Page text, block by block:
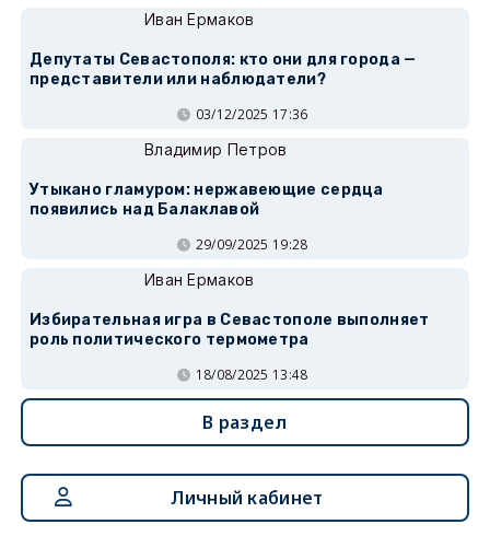
Иван Ермаков
Депутаты Севастополя: кто они для города —
представители или наблюдатели?
03/12/2025 17:36
Владимир Петров
Утыкано гламуром: нержавеющие сердца
появились над Балаклавой
29/09/2025 19:28
Иван Ермаков
Избирательная игра в Севастополе выполняет
роль политического термометра
18/08/2025 13:48
В раздел
Личный кабинет